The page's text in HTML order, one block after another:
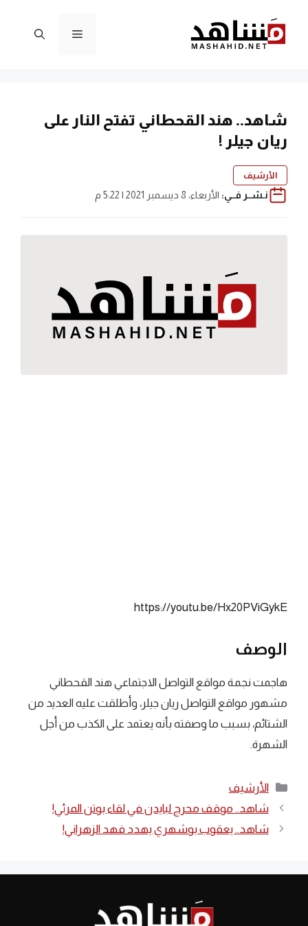
المحتوى
القائمة
شاهد.. هند القحطاني تفتح النار على
ريان جيلر !
الأرشيف
نـشــر فــي: الأربعاء، 8 ديسمبر 2021 | 5:22 م
https://youtu.be/Hx20PViGykE
الوصف
هاجمت نجمة مواقع التواصل الاجتماعي هند القحطاني
مشهور مواقع التواصل ريان جيلر، وأطلقت عليه العديد من
الشتائم، بسبب ما وصفته بأنه يعتمد على الكذب من أجل
الشهرة.
التصنيفات
الأرشيف
شاهد.. موقف محرج لبايدن في لقاء بوتن المرئي!
شاهد.. يعقوب بوشهري يهدد فهد الزهراني!